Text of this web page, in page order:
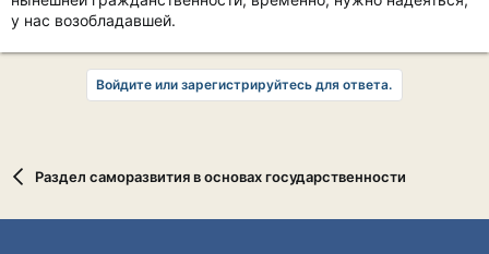
у нас возобладавшей.
Войдите или зарегистрируйтесь для ответа.
Раздел саморазвития в основах государственности